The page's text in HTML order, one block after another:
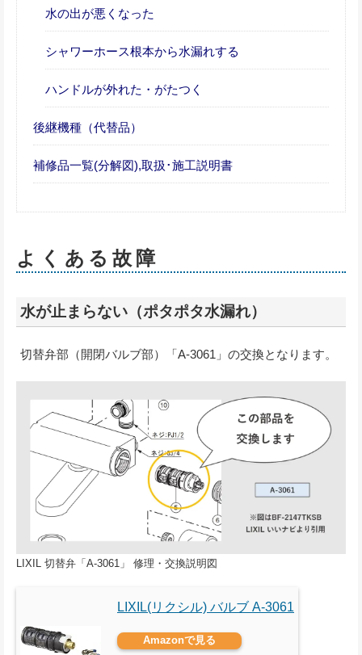
水の出が悪くなった
シャワーホース根本から水漏れする
ハンドルが外れた・がたつく
後継機種（代替品）
補修品一覧(分解図),取扱･施工説明書
よくある故障
水が止まらない（ポタポタ水漏れ）
切替弁部（開閉バルブ部）「A-3061」の交換となります。
LIXIL 切替弁「A-3061」 修理・交換説明図
LIXIL(リクシル) バルブ A-3061
Amazonで見る